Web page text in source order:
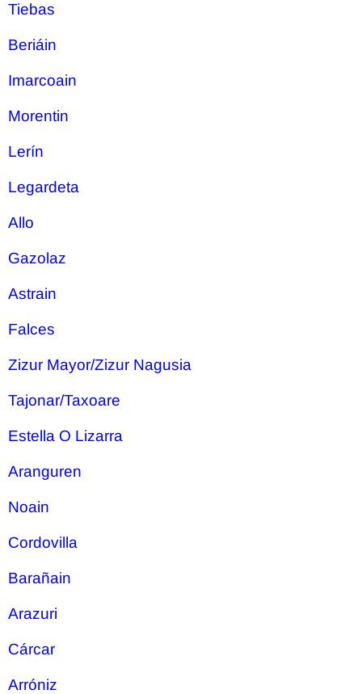
Tiebas
Beriáin
Imarcoain
Morentin
Lerín
Legardeta
Allo
Gazolaz
Astrain
Falces
Zizur Mayor/Zizur Nagusia
Tajonar/Taxoare
Estella O Lizarra
Aranguren
Noain
Cordovilla
Barañain
Arazuri
Cárcar
Arróniz